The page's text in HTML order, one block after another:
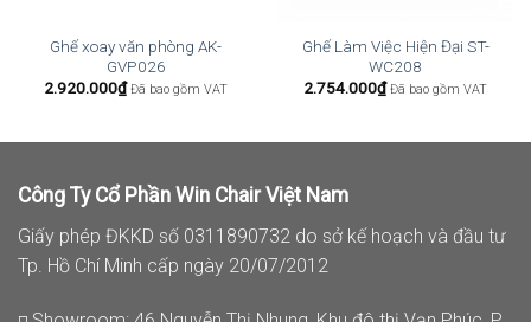
Ghế xoay văn phòng AK-
GVP026
2.920.000₫ Đã bao gồm VAT
Ghế Làm Việc Hiện Đại ST-
WC208
2.754.000₫ Đã bao gồm VAT
Công Ty Cổ Phần Win Chair Việt Nam
Giấy phép ĐKKD số 0311890732 do sở kế hoạch và đầu tư
Tp. Hồ Chí Minh cấp ngày 20/07/2012